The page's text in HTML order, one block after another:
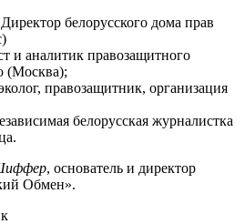
белорусского дома прав
и аналитик правозащитного
(Москва);
правозащитник, организация
белорусская журналистка
, основатель и директор
Обмен».